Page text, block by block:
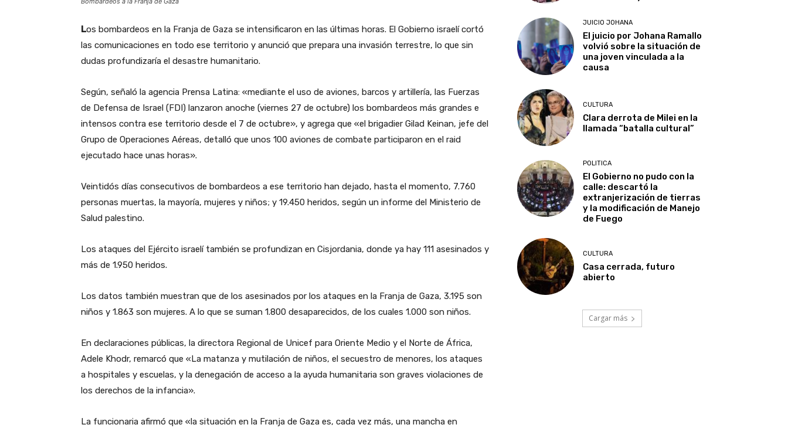
Los bombardeos en la Franja de Gaza se intensificaron en las últimas horas. El Gobierno israelí cortó
las comunicaciones en todo ese territorio y anunció que prepara una invasión terrestre, lo que sin
dudas profundizaría el desastre humanitario.
Según, señaló la agencia Prensa Latina: «mediante el uso de aviones, barcos y artillería, las Fuerzas
de Defensa de Israel (FDI) lanzaron anoche (viernes 27 de octubre) los bombardeos más grandes e
intensos contra ese territorio desde el 7 de octubre», y agrega que «el brigadier Gilad Keinan, jefe del
Grupo de Operaciones Aéreas, detalló que unos 100 aviones de combate participaron en el raid
ejecutado hace unas horas».
Veintidós días consecutivos de bombardeos a ese territorio han dejado, hasta el momento, 7.760
personas muertas, la mayoría, mujeres y niños; y 19.450 heridos, según un informe del Ministerio de
Salud palestino.
Los ataques del Ejército israelí también se profundizan en Cisjordania, donde ya hay 111 asesinados y
más de 1.950 heridos.
Los datos también muestran que de los asesinados por los ataques en la Franja de Gaza, 3.195 son
niños y 1.863 son mujeres. A lo que se suman 1.800 desaparecidos, de los cuales 1.000 son niños.
En declaraciones públicas, la directora Regional de Unicef para Oriente Medio y el Norte de África,
Adele Khodr, remarcó que «La matanza y mutilación de niños, el secuestro de menores, los ataques
a hospitales y escuelas, y la denegación de acceso a la ayuda humanitaria son graves violaciones de
los derechos de la infancia».
La funcionaria afirmó que «la situación en la Franja de Gaza es, cada vez más, una mancha en
JUICIO JOHANA
El juicio por Johana Ramallo
volvió sobre la situación de
una joven vinculada a la
causa
CULTURA
Clara derrota de Milei en la
llamada “batalla cultural”
POLITICA
El Gobierno no pudo con la
calle: descartó la
extranjerización de tierras
y la modificación de Manejo
de Fuego
CULTURA
Casa cerrada, futuro
abierto
Cargar más